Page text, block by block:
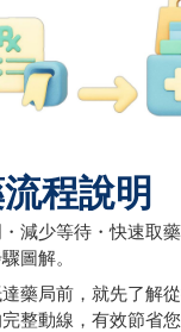
程說明
減少等待・快速取
圖解。
藥局前，就先了解
整動線，有效節省